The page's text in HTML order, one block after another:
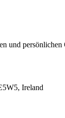
und persönlichen
Ireland